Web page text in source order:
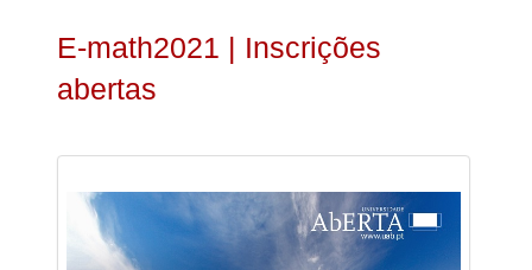
E-math2021 | Inscrições
abertas